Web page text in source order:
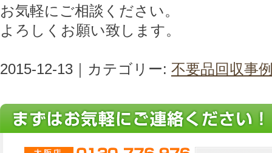
お気軽にご相談ください。
よろしくお願い致します。
2015-12-13｜カテゴリー: 不要品回収事